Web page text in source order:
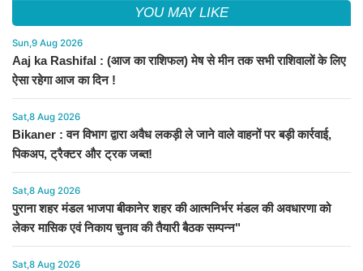
YOU MAY LIKE
Sun,9 Aug 2026
Aaj ka Rashifal : (आज का राशिफल) मेष से मीन तक सभी राशिवालों के लिए
ऐसा रहेगा आज का दिन !
Sat,8 Aug 2026
Bikaner : वन विभाग द्वारा अवैध लकड़ी ले जाने वाले वाहनों पर बड़ी कार्रवाई,
पिकअप, ट्रैक्टर और ट्रक जब्त!
Sat,8 Aug 2026
पुराना शहर मंडल भाजपा बीकानेर शहर की आत्मनिर्भर मंडल की अवधारणा को
लेकर मासिक एवं निकाय चुनाव की तैयारी बैठक सम्पन्न"
Sat,8 Aug 2026